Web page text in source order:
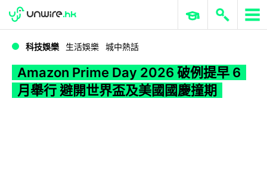
WWDC 2026 ERP 與商業 AI
科技娛樂 生活娛樂 城中熱話
Amazon Prime Day 2026 破例提早 6
月舉行 避開世界盃及美國國慶撞期